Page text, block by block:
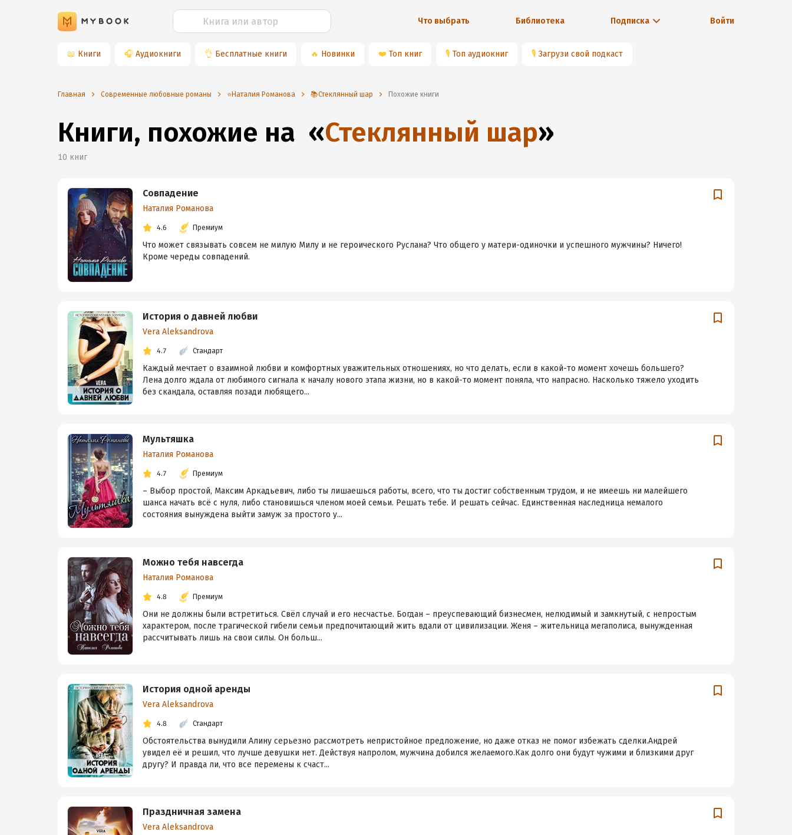
Что выбрать Библиотека Подписка Войти
📖 Книги 🎧 Аудиокниги 👌 Бесплатные книги 🔥 Новинки ❤️ Топ книг 🎙 Топ аудиокниг 🎙 Загрузи свой подкаст
Главная Современные любовные романы ⭐️Наталия Романова 📚Стеклянный шар Похожие книги
Книги, похожие на «Стеклянный шар»
10 книг
Совпадение
Наталия Романова
4.6 Премиум
Что может связывать совсем не милую Милу и не героического Руслана? Что общего у матери-одиночки и успешного мужчины? Ничего!
Кроме череды совпадений.
История о давней любви
Vera Aleksandrova
4.7 Стандарт
Каждый мечтает о взаимной любви и комфортных уважительных отношениях, но что делать, если в какой-то момент хочешь большего?
Лена долго ждала от любимого сигнала к началу нового этапа жизни, но в какой-то момент поняла, что напрасно. Насколько тяжело уходить
без скандала, оставляя позади любящего...
Мультяшка
Наталия Романова
4.7 Премиум
– Выбор простой, Максим Аркадьевич, либо ты лишаешься работы, всего, что ты достиг собственным трудом, и не имеешь ни малейшего
шанса начать всё с нуля, либо становишься членом моей семьи. Решать тебе. И решать сейчас. Единственная наследница немалого
состояния вынуждена выйти замуж за простого у...
Можно тебя навсегда
Наталия Романова
4.8 Премиум
Они не должны были встретиться. Свёл случай и его несчастье. Богдан – преуспевающий бизнесмен, нелюдимый и замкнутый, с непростым
характером, после трагической гибели семьи предпочитающий жить вдали от цивилизации. Женя – жительница мегаполиса, вынужденная
рассчитывать лишь на свои силы. Он больш...
История одной аренды
Vera Aleksandrova
4.8 Стандарт
Обстоятельства вынудили Алину серьезно рассмотреть непристойное предложение, но даже отказ не помог избежать сделки.Андрей
увидел её и решил, что лучше девушки нет. Действуя напролом, мужчина добился желаемого.Как долго они будут чужими и близкими друг
другу? И правда ли, что все перемены к счаст...
Праздничная замена
Vera Aleksandrova